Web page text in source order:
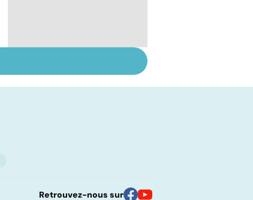
mais fragile
Retrouvez-nous sur